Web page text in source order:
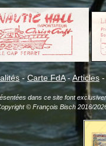
-Carte FdA-Articles -
dans ce site font
© François Bisch 2016/